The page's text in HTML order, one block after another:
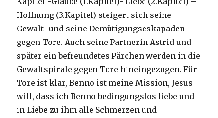
Hoffnung (3.Kapitel) steigert sich seine
Gewalt- und seine Demütigungseskapaden
gegen Tore. Auch seine Partnerin Astrid und
später ein befreundetes Pärchen werden in die
Gewaltspirale gegen Tore hineingezogen. Für
Tore ist klar, Benno ist meine Mission, Jesus
will, dass ich Benno bedingungslos liebe und
in Liebe zu ihm alle Schmerzen und